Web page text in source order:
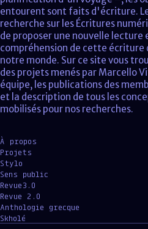
entourent sont faits d'écriture.
recherche sur les Écritures
de proposer une nouvelle lecture
compréhension de cette écriture
notre monde. Sur ce site vous
des projets menés par Marcello
équipe, les publications des
et la description de tous les
mobilisés pour nos recherches.
À propos
Projets
Stylo
Sens public
Revue3.0
Revue 2.0
Anthologie grecque
Skholé